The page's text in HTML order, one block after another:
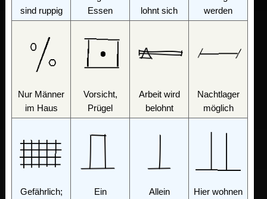
sind ruppig
Essen
lohnt sich
werden
Nur Männer
im Haus
Vorsicht,
Prügel
Arbeit wird
belohnt
Nachtlager
möglich
Gefährlich;
Ein
Allein
Hier wohnen